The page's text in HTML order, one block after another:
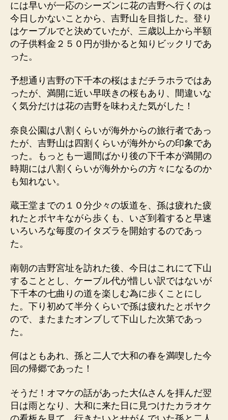
には早いが一応のシーズンに花の吉野へ行くのは
今日しかないことから、吉野山を目指した。登り
はケーブルでと決めていたが、三歳以上から半額
の子供料金２５０円が掛かると知りビックリであ
った。
予想通り吉野の下千本の桜はまだチラホラではあ
ったが、満開に近い早咲きの桜もあり、間違いな
く気分だけは花の吉野を味わえた気がした！
奈良公園は八割くらいが海外からの旅行者であっ
たが、吉野山は四割くらいが海外からの印象であ
った。もっとも一週間ばかり後の下千本が満開の
時期には八割くらいが海外からの方々になるのか
も知れない。
蔵王堂までの１０分少々の坂道を、孫は疲れた疲
れたとボヤキながら歩くも、いざ到着すると早速
いろいろな毎度のイタズラを開始するのであっ
た。
南朝の吉野宮址を訪れた後、今日はこれにて下山
することとし、ケーブル代が惜しい訳ではないが
下千本の七曲りの道を楽しむ為に歩くことにし
た。下り初めて半分くらいで孫は疲れたとボヤク
ので、またまたオンブして下山した次第であっ
た。
何はともあれ、孫と二人で大和の春を満喫した今
回の帰郷であった！
そうだ！オマケの話があった大仏さんを拝んだ翌
日は雨となり、大和に来た日に見つけたカラオケ